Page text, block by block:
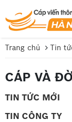
Trang chủ Tin
CÁP VÀ
TIN TỨC MỚI
TIN CÔNG TY